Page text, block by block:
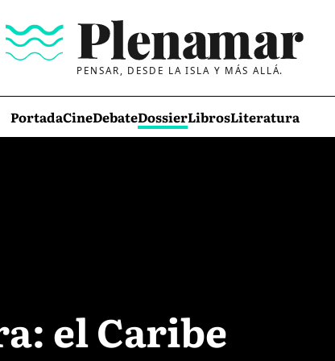
PENSAR, DESDE LA ISLA Y MÁS ALLÁ.
PortadaCineDebateDossierLibrosLiteratura
el Caribe